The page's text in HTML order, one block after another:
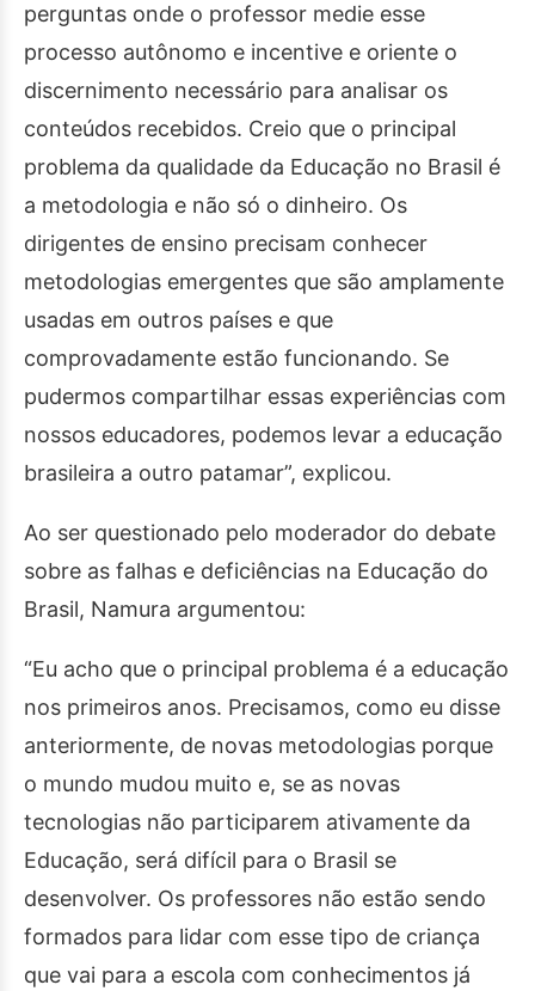
perguntas onde o professor medie esse
processo autônomo e incentive e oriente o
discernimento necessário para analisar os
conteúdos recebidos. Creio que o principal
problema da qualidade da Educação no Brasil é
a metodologia e não só o dinheiro. Os
dirigentes de ensino precisam conhecer
metodologias emergentes que são amplamente
usadas em outros países e que
comprovadamente estão funcionando. Se
pudermos compartilhar essas experiências com
nossos educadores, podemos levar a educação
brasileira a outro patamar”, explicou.
Ao ser questionado pelo moderador do debate
sobre as falhas e deficiências na Educação do
Brasil, Namura argumentou:
“Eu acho que o principal problema é a educação
nos primeiros anos. Precisamos, como eu disse
anteriormente, de novas metodologias porque
o mundo mudou muito e, se as novas
tecnologias não participarem ativamente da
Educação, será difícil para o Brasil se
desenvolver. Os professores não estão sendo
formados para lidar com esse tipo de criança
que vai para a escola com conhecimentos já